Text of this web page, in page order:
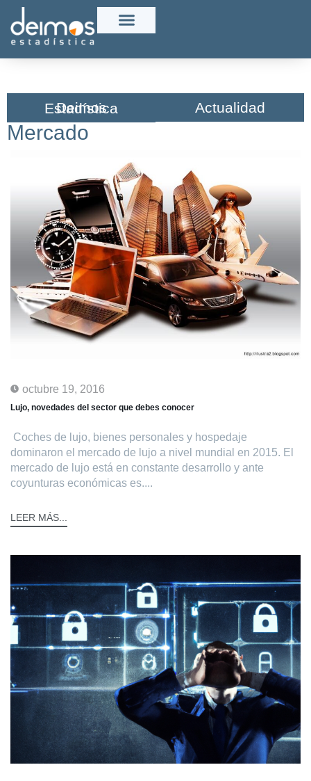
Deimos Estadística​ Actualidad
Mercado
octubre 19, 2016
Lujo, novedades del sector que debes conocer
Coches de lujo, bienes personales y hospedaje
dominaron el mercado de lujo a nivel mundial en 2015. El
mercado de lujo está en constante desarrollo y ante
coyunturas económicas es....
LEER MÁS...